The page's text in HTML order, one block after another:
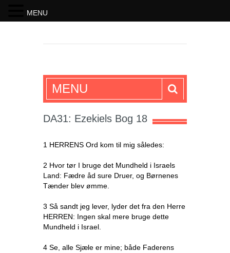
SKRIFTEN
MENU
DA31: Ezekiels Bog 18
1 HERRENS Ord kom til mig således:
2 Hvor tør I bruge det Mundheld i Israels
Land: Fædre åd sure Druer, og Børnenes
Tænder blev ømme.
3 Så sandt jeg lever, lyder det fra den Herre
HERREN: Ingen skal mere bruge dette
Mundheld i Israel.
4 Se, alle Sjæle er mine; både Faderens
MENU